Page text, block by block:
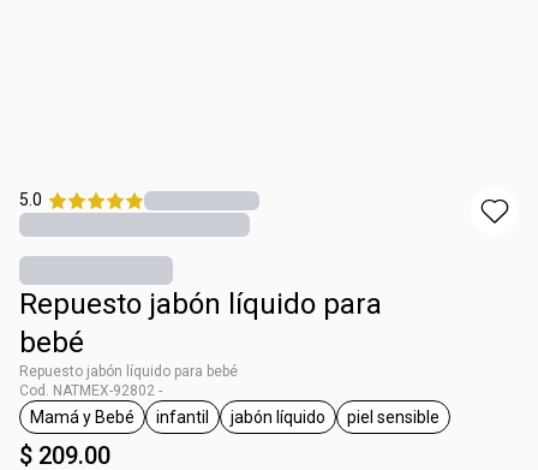
5.0
Repuesto jabón líquido para
bebé
Repuesto jabón líquido para bebé
Cod. NATMEX-92802 -
etiqueta Mamá y Bebé
Mamá y Bebé
etiqueta infantil
infantil
etiqueta jabón líquido
jabón líquido
etiqueta piel
piel sensible
$ 209.00